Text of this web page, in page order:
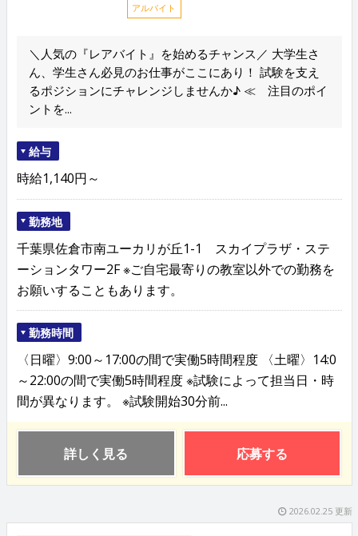
アルバイト
＼人気の『レアバイト』を始めるチャンス／ 大学生さ
ん、学生さん必見のお仕事がここにあり！ 試験を支え
るポジションにチャレンジしませんか♪ ≪ 注目のポイ
ントを...
給与
時給1,140円～
勤務地
千葉県佐倉市南ユーカリが丘1-1 スカイプラザ・ステ
ーションタワー2F ※ご自宅最寄りの教室以外での勤務を
お願いすることもあります。
勤務時間
〈日曜〉9:00～17:00の間で実働5時間程度 〈土曜〉14:0
～22:00の間で実働5時間程度 ※試験によって担当日・時
間が異なります。 ※試験開始30分前...
詳しく見る 応募する
2026.02.25 更新